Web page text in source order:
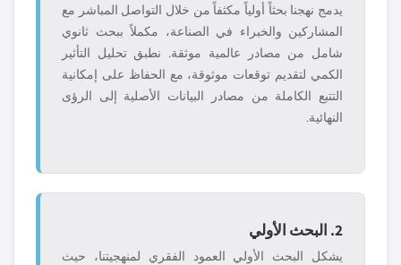
يدمج نهجنا بحثاً أولياً مكثفاً من خلال التواصل المباشر مع
المشاركين والخبراء في الصناعة، مكملاً ببحث ثانوي
شامل من مصادر عالمية موثقة. نطبق تحليل التأثير
الكمي لتقديم توقعات موثوقة، مع الحفاظ على إمكانية
التتبع الكاملة من مصادر البيانات الأصلية إلى الرؤى
النهائية.
2. البحث الأولي
يشكل البحث الأولي العمود الفقري لمنهجيتنا، حيث